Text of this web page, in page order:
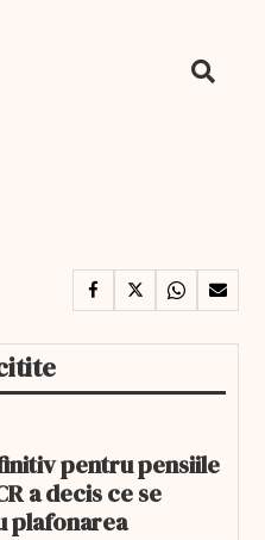
pentru pensiile
a decis ce se
plafonarea